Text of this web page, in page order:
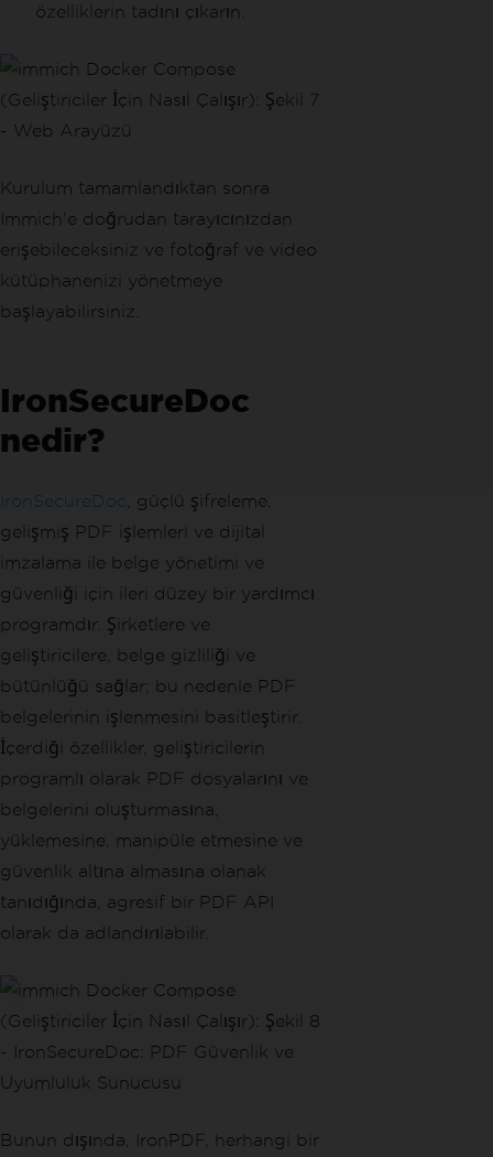
özelliklerin tadını çıkarın.
Kurulum tamamlandıktan sonra
Immich'e doğrudan tarayıcınızdan
erişebileceksiniz ve fotoğraf ve video
kütüphanenizi yönetmeye
başlayabilirsiniz.
IronSecureDoc
nedir?
IronSecureDoc , güçlü şifreleme,
gelişmiş PDF işlemleri ve dijital
imzalama ile belge yönetimi ve
güvenliği için ileri düzey bir yardımcı
programdır. Şirketlere ve
geliştiricilere, belge gizliliği ve
bütünlüğü sağlar; bu nedenle PDF
belgelerinin işlenmesini basitleştirir.
İçerdiği özellikler, geliştiricilerin
programlı olarak PDF dosyalarını ve
belgelerini oluşturmasına,
yüklemesine, manipüle etmesine ve
güvenlik altına almasına olanak
tanıdığında, agresif bir PDF API
olarak da adlandırılabilir.
Bunun dışında, IronPDF, herhangi bir